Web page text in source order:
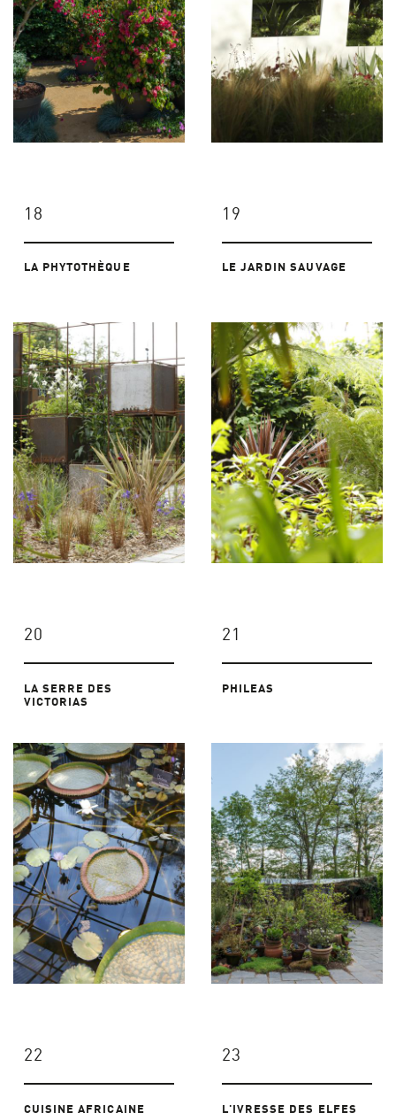
18
LA PHYTOTHÈQUE
19
LE JARDIN SAUVAGE
20
LA SERRE DES
VICTORIAS
21
PHILEAS
22
CUISINE AFRICAINE
23
L'IVRESSE DES ELFES